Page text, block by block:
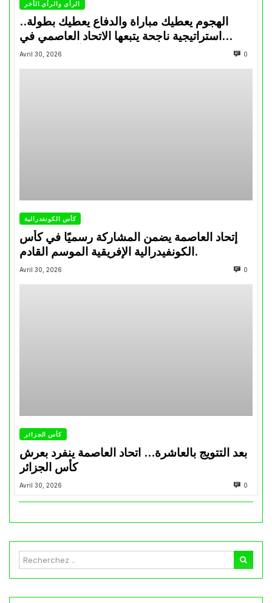
الرأي والرأي الأخر
الهجوم يعطيك مباراة والدفاع يعطيك بطولة..
استراتيجية ناجحة يتبعها الاتحاد العاصمي في
تتويجاته آخر السنوات
Avril 30, 2026 0
كأس الكونفدرالية
إتحاد العاصمة يضمن المشاركة رسميًا في كأس
الكونفيدرالية الإفريقية الموسم القادم.
Avril 30, 2026 0
كأس الجزائر
بعد التتويج بالعاشرة… اتحاد العاصمة ينفرد بعرش
كأس الجزائر
Avril 30, 2026 0